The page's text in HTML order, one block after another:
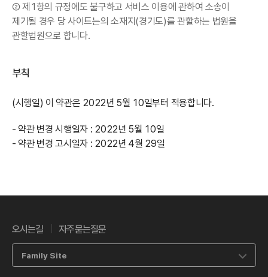
② 제1항의 규정에도 불구하고 서비스 이용에 관하여 소송이
제기될 경우 당 사이트는의 소재지(경기도)를 관할하는 법원을
관할법원으로 합니다.
부칙
(시행일) 이 약관은 2022년 5월 10일부터 적용합니다.
- 약관 변경 시행일자 : 2022년 5월 10일
- 약관 변경 고시일자 : 2022년 4월 29일
오시는길 자주묻는질문
Family Site